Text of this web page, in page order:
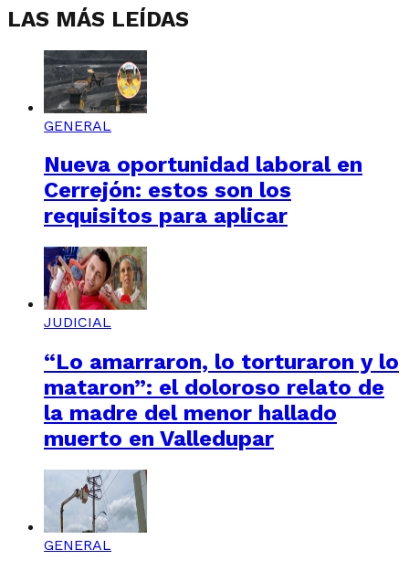
LAS MÁS LEÍDAS
GENERAL
Nueva oportunidad laboral en
Cerrejón: estos son los
requisitos para aplicar
JUDICIAL
“Lo amarraron, lo torturaron y lo
mataron”: el doloroso relato de
la madre del menor hallado
muerto en Valledupar
GENERAL